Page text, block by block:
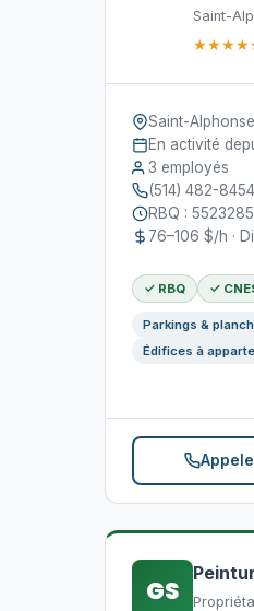
Saint-
Saint-
En activité
3 employés
(514) 482-8454
RBQ :
76–106 $/h ·
✓ RBQ ✓
Parkings &
Édifices à
GS